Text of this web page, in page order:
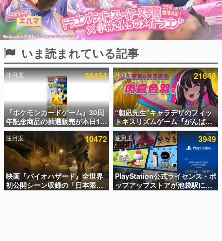
ピックアップ
電ファミのいま読まれている記事ランキング
アプリセール情報
インタビュー
連載・特集一覧
殿堂入り記事
SNS拡散数が数千以上！ ページビュー数万以上！ などな
ど。多くの人々に読まれた、電ファミ渾身の“殿堂入り”記
事をまとめました。
いま読まれている記事
注目度 36454
『ポケモンカードゲーム』30周
年記念商品の抽選販売が本日12
時より開始。拡張パック「30th
CELEBRATION」のボックス
に、「プレミアムデッキセット
エーフィ・ブラッキー」
「FUTURISTIC BOX」の計3商
品
注目度 21648
“朝凪先生”キャラデザのフィッ
トネスリズムゲーム『がんば
れ！チアリズム』Steamストア
ページが公開。キャラクターの
CVは陽向葵ゅかさん
注目度 10472
映画『バイオハザード』全世界
初公開シーン収録の「日本限
定」予告映像が解禁。バイオの
注目度 3949
PlayStation公式ライセンス・ポ
ップアップストアが池袋駅にて
期間限定で開催。夏のアパレル